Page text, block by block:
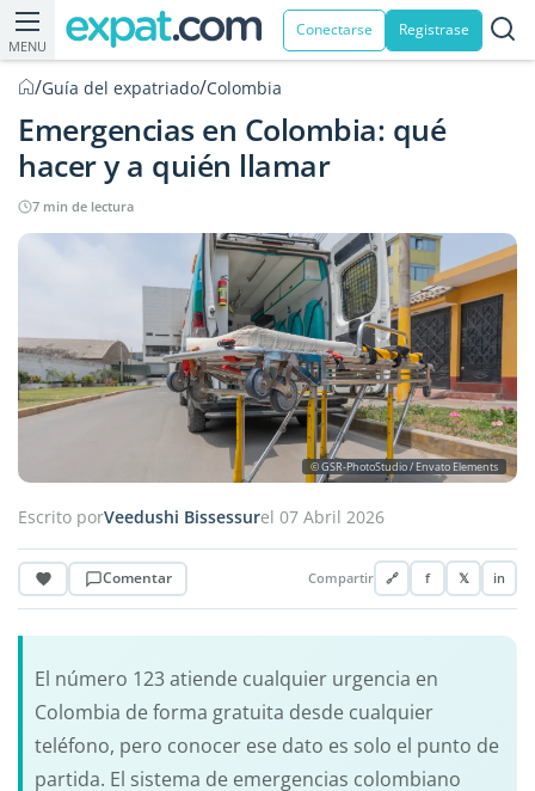
MENU
Conectarse Registrase
/Guía del expatriado/Colombia
Emergencias en Colombia: qué
hacer y a quién llamar
7 min de lectura
© GSR-PhotoStudio / Envato Elements
Escrito porVeedushi Bissessurel 07 Abril 2026
Comentar Compartir 🔗 f 𝕏 in
El número 123 atiende cualquier urgencia en
Colombia de forma gratuita desde cualquier
teléfono, pero conocer ese dato es solo el punto de
partida. El sistema de emergencias colombiano